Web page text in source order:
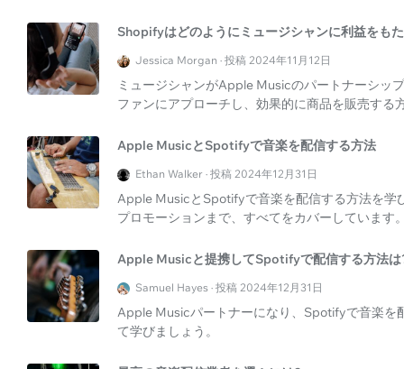
Shopifyはどのようにミュージシャンに利益をも
Jessica Morgan · 投稿 2024年11月12日
ミュージシャンがApple Musicのパートナーシッ
ファンにアプローチし、効果的に商品を販売する
Apple MusicとSpotifyで音楽を配信する方法
Ethan Walker · 投稿 2024年12月31日
Apple MusicとSpotifyで音楽を配信する方法を学
プロモーションまで、すべてをカバーしています
Apple Musicと提携してSpotifyで配信する方法は
Samuel Hayes · 投稿 2024年12月31日
Apple Musicパートナーになり、Spotifyで音楽を
て学びましょう。